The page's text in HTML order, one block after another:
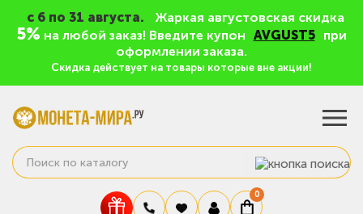
c 6 по 31 августа. Жаркая августовская скидка
5% на любой заказ! Введите купон AVGUST5
при
оформлении заказа.
Скидка действует на товары которые вне акции!
0